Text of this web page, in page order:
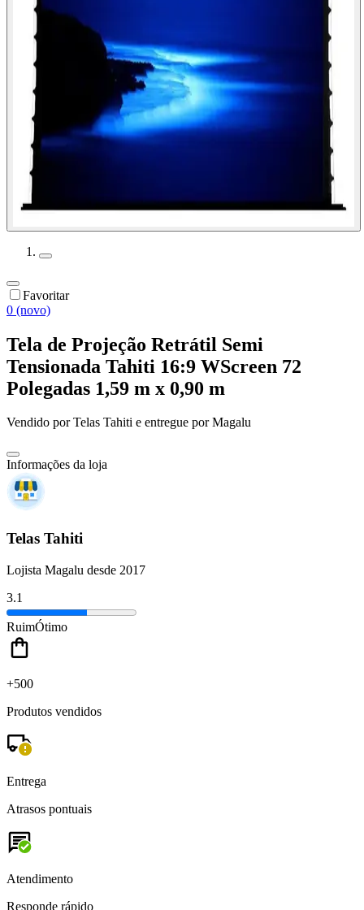
Favoritar
0 (novo)
Tela de Projeção Retrátil Semi
Tensionada Tahiti 16:9 WScreen 72
Polegadas 1,59 m x 0,90 m
Vendido porTelas Tahiti e entregue por Magalu
Informações da loja
Telas Tahiti
Lojista Magalu desde 2017
3.1
RuimÓtimo
+500
Produtos vendidos
Entrega
Atrasos pontuais
Atendimento
Responde rápido